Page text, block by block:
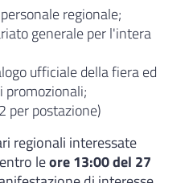
regionale;
generale per l'intera
ufficiale della fiera ed
promozionali;
per postazione)
regionali interessate
leore 13:00 del 27